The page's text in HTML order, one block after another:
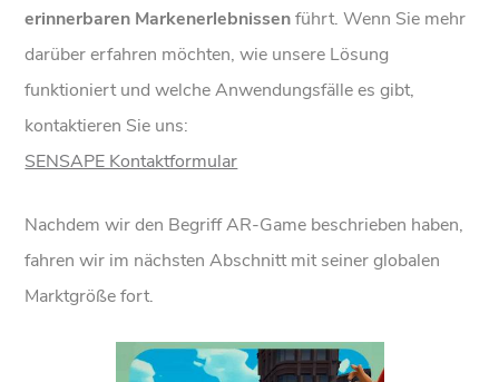
erinnerbaren Markenerlebnissenführt. Wenn Sie mehr
darüber erfahren möchten, wie unsere Lösung
funktioniert und welche Anwendungsfälle es gibt,
kontaktieren Sie uns:
SENSAPE Kontaktformular
Nachdem wir den Begriff AR-Game beschrieben haben,
fahren wir im nächsten Abschnitt mit seiner globalen
Marktgröße fort.